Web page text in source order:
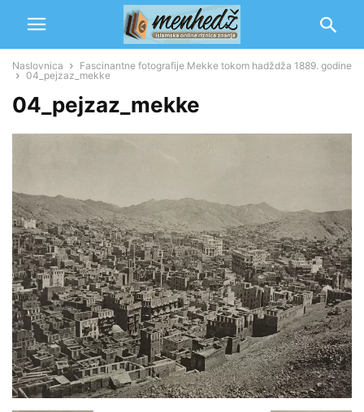
Naslovnica
Fascinantne fotografije Mekke tokom hadždža 1889. godine
04_pejzaz_mekke
04_pejzaz_mekke